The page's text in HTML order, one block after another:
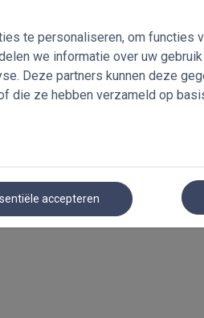
te personaliseren, om functies
we informatie over uw
Deze partners kunnen deze
die ze hebben verzameld op
accepteren